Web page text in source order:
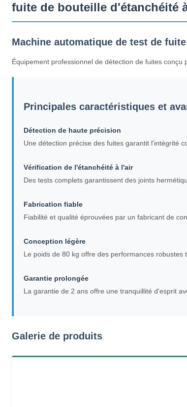
fuite de bouteille d'étanchéité
Machine automatique de test de
Équipement professionnel de détection de fuites conçu
Principales caractéristiques et
Détection de haute précision
Une détection précise des fuites garantit l'intégrité
Vérification de l'étanchéité à l'air
Des tests complets garantissent des joints
Fabrication fiable
Fiabilité et qualité éprouvées par un fabricant de
Conception légère
Le poids de 80 kg offre des performances
Garantie prolongée
La garantie de 2 ans offre une tranquillité d'esprit
Galerie de produits